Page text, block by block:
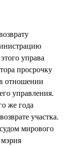
управа
просрочку
отношении
управления.
же года
участка.
мирового